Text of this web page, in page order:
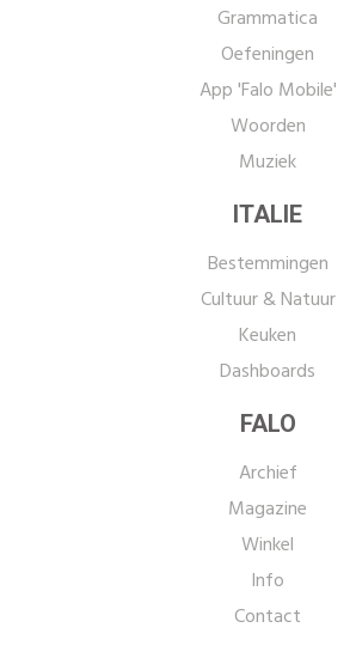
Grammatica
Oefeningen
App 'Falo Mobile'
Woorden
Muziek
ITALIE
Bestemmingen
Cultuur & Natuur
Keuken
Dashboards
FALO
Archief
Magazine
Winkel
Info
Contact